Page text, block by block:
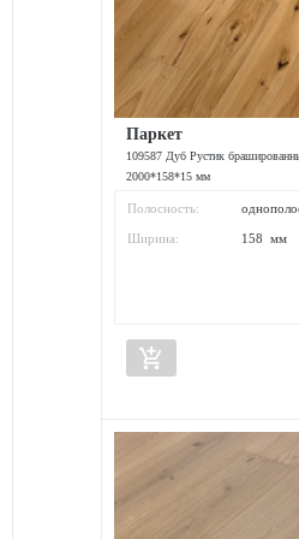
Паркет
109587 Дуб Рустик
2000*158*15 мм
Полосность:
Ширина: 158 мм
add_shopping_cart